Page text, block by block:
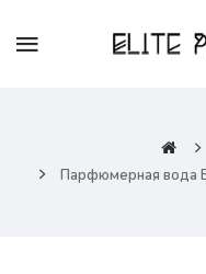
Парфюмерная вода